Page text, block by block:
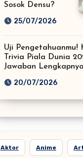
Sosok Densu?
25/07/2026
Uji Pengetahuanmu!
Trivia Piala Dunia
Jawaban Lengkapnya
20/07/2026
Aktor Anime